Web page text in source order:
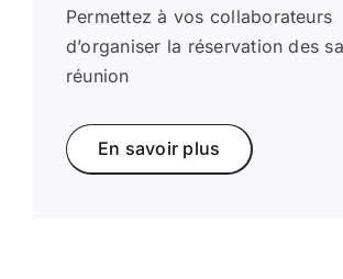
Permettez à vos collaborateurs
d’organiser la réservation des
réunion
En savoir plus